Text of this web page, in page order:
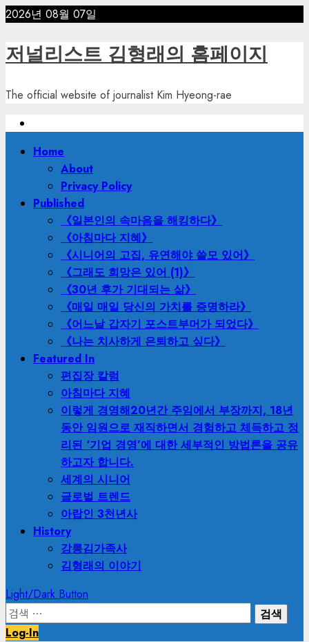
Skip
content
2026년 08월 07일
저널리스트 김형래의 홈페이지
The official website of journalist Kim Hyeong-rae
PrimaryHome
About
Privacy Policy
Published
《일본인의 속마음을 해킹하다》
《아침마다 지혜》
《시니어의 고집, 유연해야 쓸모 있어》
《그래도 희망은 있어 (1)》
《30년 후가 기대되는 삶》
《매일 매일 당신의 가치를 증명하라》
《어느날 갑자기 포스트부머가 되었다》
《나는 치사하게 은퇴하고 싶다》
Featured In
편집장 칼럼
아침마다 지혜
이렇게 경영해20년간 주임에서 부장까지, 18년
동안 임원으로 재직하면서 경험하고 체득하고 정
리된 ‘기업 경영’에 대한 세부적인 방법론을 공유
하고자 합니다.
세계의 시니어
글로벌 트렌드
아랍인 3천년사
History
강릉김가족사
김형래의 이야기
Light/Dark Button
검
색:
Log-In